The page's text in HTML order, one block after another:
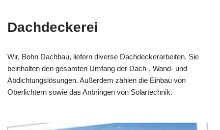
Dachdeckerei
Wir, Bohn Dachbau, liefern diverse Dachdeckerarbeiten. Sie
beinhalten den gesamten Umfang der Dach-, Wand- und
Abdichtungslösungen. Außerdem zählen die Einbau von
Oberlichtern sowie das Anbringen von Solartechnik.